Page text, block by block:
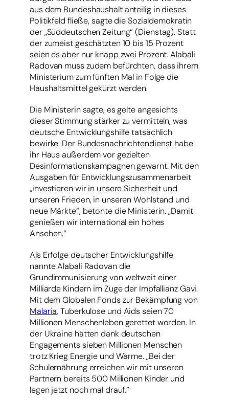
aus dem Bundeshaushalt anteilig in dieses
Politikfeld fließe, sagte die Sozialdemokratin
der „Süddeutschen Zeitung“ (Dienstag). Statt
der zumeist geschätzten 10 bis 15 Prozent
seien es aber nur knapp zwei Prozent. Alabali
Radovan muss zudem befürchten, dass ihrem
Ministerium zum fünften Mal in Folge die
Haushaltsmittel gekürzt werden.
Die Ministerin sagte, es gelte angesichts
dieser Stimmung stärker zu vermitteln, was
deutsche Entwicklungshilfe tatsächlich
bewirke. Der Bundesnachrichtendienst habe
ihr Haus außerdem vor gezielten
Desinformationskampagnen gewarnt. Mit den
Ausgaben für Entwicklungszusammenarbeit
„investieren wir in unsere Sicherheit und
unseren Frieden, in unseren Wohlstand und
neue Märkte“, betonte die Ministerin. „Damit
genießen wir international ein hohes
Ansehen.“
Als Erfolge deutscher Entwicklungshilfe
nannte Alabali Radovan die
Grundimmunisierung von weltweit einer
Milliarde Kindern im Zuge der Impfallianz Gavi.
Mit dem Globalen Fonds zur Bekämpfung von
Malaria, Tuberkulose und Aids seien 70
Millionen Menschenleben gerettet worden. In
der Ukraine hätten dank deutschen
Engagements sieben Millionen Menschen
trotz Krieg Energie und Wärme. „Bei der
Schulernährung erreichen wir mit unseren
Partnern bereits 500 Millionen Kinder und
legen jetzt noch mal drauf.“